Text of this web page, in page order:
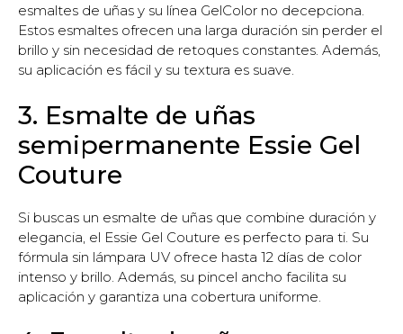
esmaltes de uñas y su línea GelColor no decepciona.
Estos esmaltes ofrecen una larga duración sin perder el
brillo y sin necesidad de retoques constantes. Además,
su aplicación es fácil y su textura es suave.
3. Esmalte de uñas
semipermanente Essie Gel
Couture
Si buscas un esmalte de uñas que combine duración y
elegancia, el Essie Gel Couture es perfecto para ti. Su
fórmula sin lámpara UV ofrece hasta 12 días de color
intenso y brillo. Además, su pincel ancho facilita su
aplicación y garantiza una cobertura uniforme.